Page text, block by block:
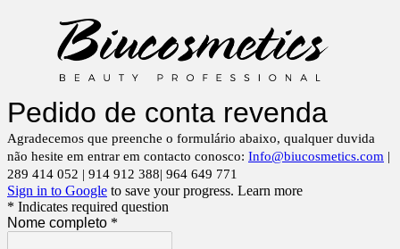
Pedido de conta revenda
Agradecemos que preenche o formulário abaixo, qualquer duvida
não hesite em entrar em contacto conosco: Info@biucosmetics.com |
289 414 052 | 914 912 388| 964 649 771
Sign in to Google to save your progress. Learn more
* Indicates required question
Nome completo *